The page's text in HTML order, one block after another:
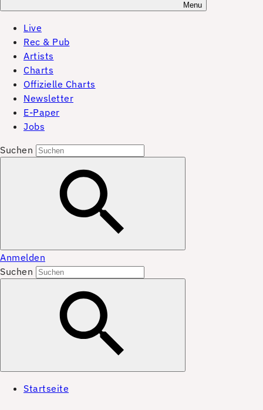
Menu
Live
Rec & Pub
Artists
Charts
Offizielle Charts
Newsletter
E-Paper
Jobs
Suchen
Anmelden
Suchen
Startseite